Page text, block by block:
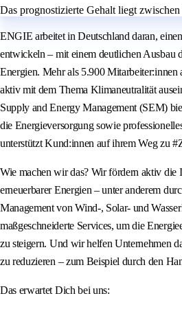
Das prognostizierte Gehalt liegt
ENGIE arbeitet in Deutschland daran,
entwickeln – mit einem deutlichen Ausbau
Energien. Mehr als 5.900 Mitarbeiter:innen
aktiv mit dem Thema Klimaneutralität
Supply and Energy Management (SEM)
die Energieversorgung sowie
unterstützt Kund:innen auf ihrem Weg zu
Wie machen wir das? Wir fördern aktiv die
erneuerbarer Energien – unter anderem
Management von Wind-, Solar- und
maßgeschneiderte Services, um die
zu steigern. Und wir helfen Unternehmen
zu reduzieren – zum Beispiel durch den
Das erwartet Dich bei uns: